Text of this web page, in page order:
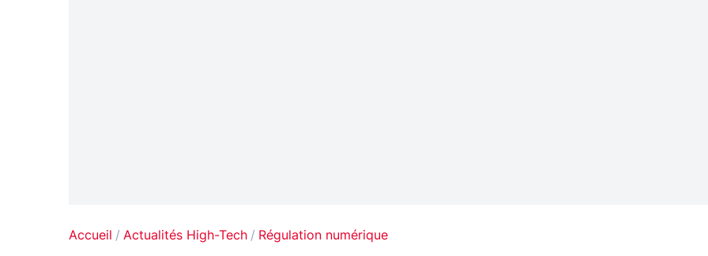
Accueil Actualités High-Tech Régulation numérique